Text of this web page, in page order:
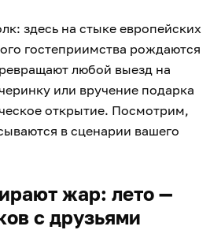
здесь на стыке европейских
гостеприимства рождаются
любой выезд на
или вручение подарка
открытие. Посмотрим,
в сценарии вашего
жар: лето —
с друзьями